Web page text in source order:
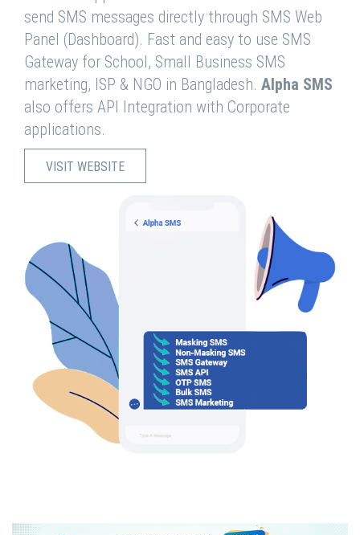
send SMS messages directly through SMS Web
Panel (Dashboard). Fast and easy to use SMS
Gateway for School, Small Business SMS
marketing, ISP & NGO in Bangladesh. Alpha SMS
also offers API Integration with Corporate
applications.
VISIT WEBSITE